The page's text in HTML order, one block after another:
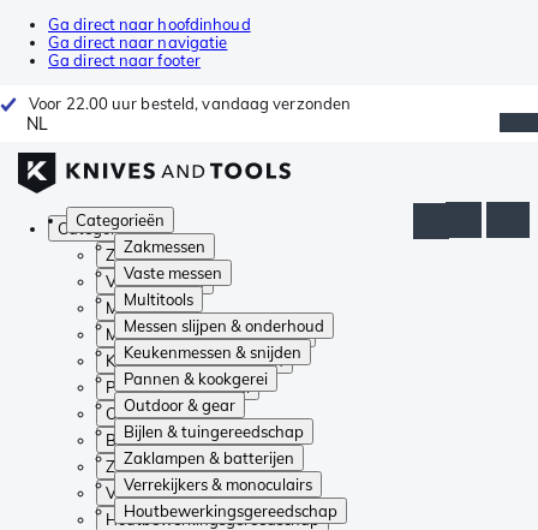
Ga direct naar hoofdinhoud
Ga direct naar navigatie
Ga direct naar footer
Voor 22.00 uur besteld, vandaag verzonden
NL
Categorieën
Zakmessen
Vaste messen
Multitools
Messen slijpen & onderhoud
Keukenmessen & snijden
Pannen & kookgerei
Outdoor & gear
Bijlen & tuingereedschap
Zaklampen & batterijen
Verrekijkers & monoculairs
Houtbewerkingsgereedschap
Categorieën
Zakmessen
Vaste messen
Multitools
Messen slijpen & onderhoud
Keukenmessen & snijden
Pannen & kookgerei
Outdoor & gear
Bijlen & tuingereedschap
Zaklampen & batterijen
Verrekijkers & monoculairs
Houtbewerkingsgereedschap